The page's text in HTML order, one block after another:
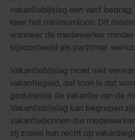
vakantiebijslag een vast bedrag,
keer het minimumloon. Dit
wanneer de medewerker
bijvoorbeeld als parttimer
Vakantiebijslag moet niet
vakantiegeld, dat loon is dat
gedurende de vakantie van de
Vakantiebijslag kan begrepen
vakantiebonnen die
zij zowel hun recht op